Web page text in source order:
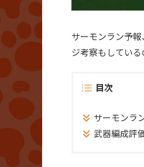
サーモンラン予
ジ考察もしている
目次
サーモンラ
武器編成評